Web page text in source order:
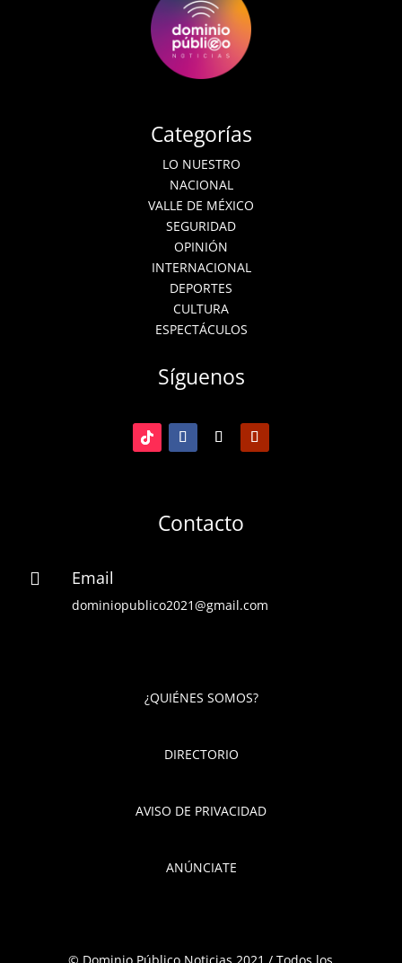
Categorías
LO NUESTRO
NACIONAL
VALLE DE MÉXICO
SEGURIDAD
OPINIÓN
INTERNACIONAL
DEPORTES
CULTURA
ESPECTÁCULOS
Síguenos
Contacto
 Email
dominiopublico2021@gmail.com
¿QUIÉNES SOMOS?
DIRECTORIO
AVISO DE PRIVACIDAD
ANÚNCIATE